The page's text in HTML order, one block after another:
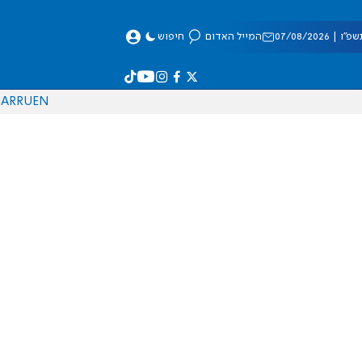
08/2026 המייל האדום חיפוש
EN
RU
AR